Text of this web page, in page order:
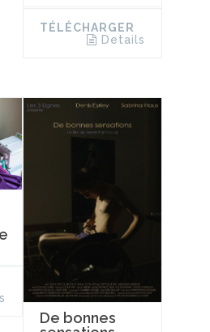
TÉLÉCHARGER
Details
De bonnes